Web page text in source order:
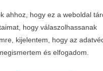
ahhoz, hogy ez a weboldal
hogy válaszolhassanak
kijelentem, hogy az
és elfogadom.